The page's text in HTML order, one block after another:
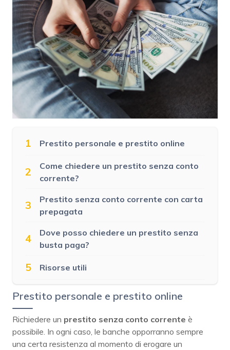
1 Prestito personale e prestito online
2
Come chiedere un prestito senza conto
corrente?
3
Prestito senza conto corrente con carta
prepagata
4
Dove posso chiedere un prestito senza
busta paga?
5 Risorse utili
Prestito personale e prestito online
Richiedere un prestito senza conto corrente è
possibile. In ogni caso, le banche opporranno sempre
una certa resistenza al momento di erogare un